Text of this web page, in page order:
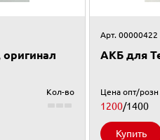
оригинал
Кол-во
Арт. 00000422
АКБ для
Цена опт/розн
1200/1400
Купить